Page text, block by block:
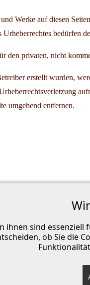
Werke auf diesen
bedürfen
den privaten, nicht
erstellt wurden,
umgehend entfernen.
ihnen sind
ob Sie die